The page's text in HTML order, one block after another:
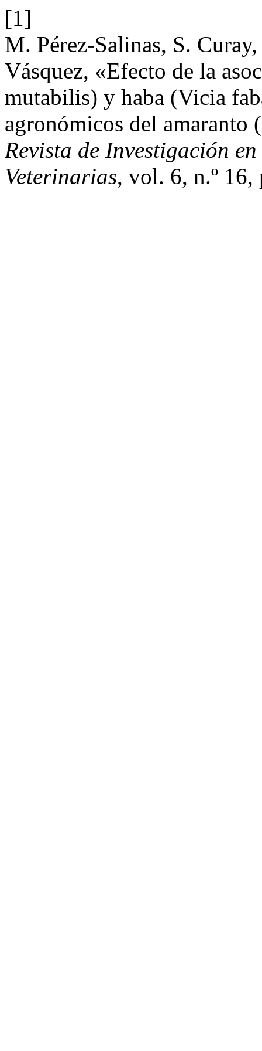
[1]
M. Pérez-Salinas, S.
Vásquez, «Efecto de la
mutabilis) y haba (Vicia
agronómicos del
Revista de Investigación
Veterinarias, vol. 6, n.º